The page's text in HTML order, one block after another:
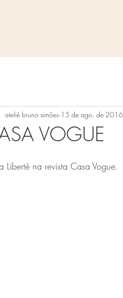
VOGUE
ateliê bruno simões 15 de ago. de 2016
Liberté na revista Casa Vogue.